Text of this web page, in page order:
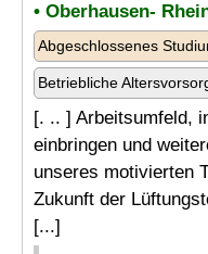
• Oberhausen-
Abgeschlossenes
Betriebliche
[. .. ] Arbeitsumfeld,
einbringen und
unseres motivierten
Zukunft der
[...]